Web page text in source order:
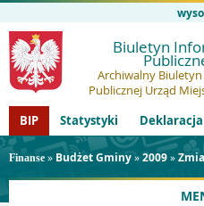
Biuletyn
Archiwalny
Publicznej Urząd
BIP
Statystyki
Finanse » Budżet Gminy»2009»